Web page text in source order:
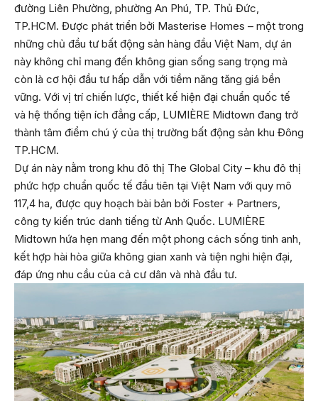
đường Liên Phường, phường An Phú, TP. Thủ Đức,
TP.HCM. Được phát triển bởi Masterise Homes – một trong
những chủ đầu tư bất động sản hàng đầu Việt Nam, dự án
này không chỉ mang đến không gian sống sang trọng mà
còn là cơ hội đầu tư hấp dẫn với tiềm năng tăng giá bền
vững. Với vị trí chiến lược, thiết kế hiện đại chuẩn quốc tế
và hệ thống tiện ích đẳng cấp, LUMIÈRE Midtown đang trở
thành tâm điểm chú ý của thị trường bất động sản khu Đông
TP.HCM.
Dự án này nằm trong khu đô thị The Global City – khu đô thị
phức hợp chuẩn quốc tế đầu tiên tại Việt Nam với quy mô
117,4 ha, được quy hoạch bài bản bởi Foster + Partners,
công ty kiến trúc danh tiếng từ Anh Quốc. LUMIÈRE
Midtown hứa hẹn mang đến một phong cách sống tinh anh,
kết hợp hài hòa giữa không gian xanh và tiện nghi hiện đại,
đáp ứng nhu cầu của cả cư dân và nhà đầu tư.